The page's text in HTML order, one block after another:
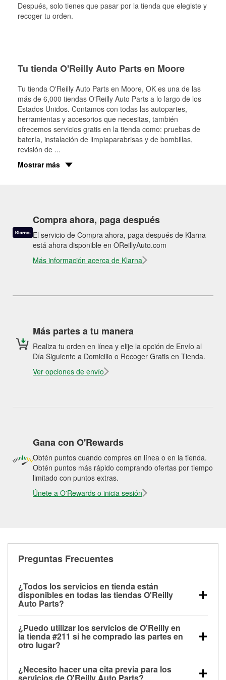
Después, solo tienes que pasar por la tienda que elegiste y
recoger tu orden.
Tu tienda O'Reilly Auto Parts en Moore
Tu tienda O'Reilly Auto Parts en Moore, OK es una de las
más de 6,000 tiendas O'Reilly Auto Parts a lo largo de los
Estados Unidos. Contamos con todas las autopartes,
herramientas y accesorios que necesitas, también
ofrecemos servicios gratis en la tienda como: pruebas de
batería, instalación de limpiaparabrisas y de bombillas,
revisión de ...
Mostrar más
Compra ahora, paga después
El servicio de Compra ahora, paga después de Klarna
está ahora disponible en OReillyAuto.com
Más información acerca de Klarna
Más partes a tu manera
Realiza tu orden en línea y elije la opción de Envío al
Día Siguiente a Domicilio o Recoger Gratis en Tienda.
Ver opciones de envío
Gana con O'Rewards
Obtén puntos cuando compres en línea o en la tienda.
Obtén puntos más rápido comprando ofertas por tiempo
limitado con puntos extras.
Únete a O'Rewards o inicia sesión
Preguntas Frecuentes
¿Todos los servicios en tienda están
disponibles en todas las tiendas O'Reilly
Auto Parts?
las pruebas de batería, pruebas de alternador y
motor de arranque, revisión de la luz “Check Engine”
con O'Reilly VeriScan® e instalación de
limpiaparabrisas o bombillas, están disponibles en
todas las tiendas O'Reilly Auto Parts. La tienda
¿Puedo utilizar los servicios de O'Reilly en
la tienda #211 si he comprado las partes en
otro lugar?
de O'Reilly Auto Parts que estén disponibles en la
¿Necesito hacer una cita previa para los